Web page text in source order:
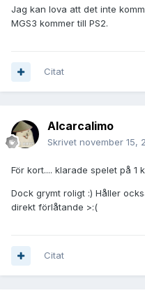
Jag kan lova att det inte
MGS3 kommer till PS2.
Citat
Alcarcalimo
Skrivet november 15,
För kort.... klarade spelet på 1
Dock grymt roligt :) Håller
direkt förlåtande >:(
Citat